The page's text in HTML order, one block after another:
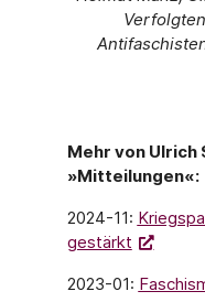
Mehr von Ulrich
»Mitteilungen«:
2024-11:
gestärkt
2023-01: